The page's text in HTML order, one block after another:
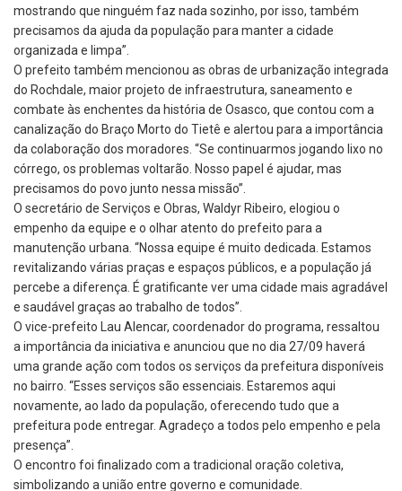
mostrando que ninguém faz nada sozinho, por isso, também
precisamos da ajuda da população para manter a cidade
organizada e limpa”.
O prefeito também mencionou as obras de urbanização integrada
do Rochdale, maior projeto de infraestrutura, saneamento e
combate às enchentes da história de Osasco, que contou com a
canalização do Braço Morto do Tietê e alertou para a importância
da colaboração dos moradores. “Se continuarmos jogando lixo no
córrego, os problemas voltarão. Nosso papel é ajudar, mas
precisamos do povo junto nessa missão”.
O secretário de Serviços e Obras, Waldyr Ribeiro, elogiou o
empenho da equipe e o olhar atento do prefeito para a
manutenção urbana. “Nossa equipe é muito dedicada. Estamos
revitalizando várias praças e espaços públicos, e a população já
percebe a diferença. É gratificante ver uma cidade mais agradável
e saudável graças ao trabalho de todos”.
O vice-prefeito Lau Alencar, coordenador do programa, ressaltou
a importância da iniciativa e anunciou que no dia 27/09 haverá
uma grande ação com todos os serviços da prefeitura disponíveis
no bairro. “Esses serviços são essenciais. Estaremos aqui
novamente, ao lado da população, oferecendo tudo que a
prefeitura pode entregar. Agradeço a todos pelo empenho e pela
presença”.
O encontro foi finalizado com a tradicional oração coletiva,
simbolizando a união entre governo e comunidade.